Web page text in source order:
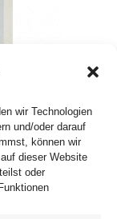
wir Technologien
und/oder darauf
können wir
dieser Website
oder